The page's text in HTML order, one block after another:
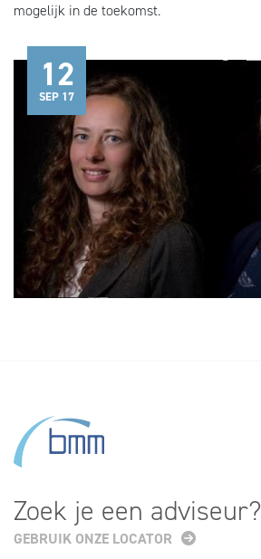
mogelijk in de toekomst.
12
SEP 17
Zoek je een adviseur?
GEBRUIK ONZE LOCATOR